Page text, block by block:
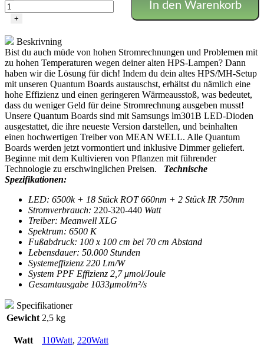
Platine
-
ROT+IR
(reines
Wachstum)
Menge
+
In den Warenkorb
Beskrivning
Bist du auch müde von hohen Stromrechnungen und Problemen mit
zu hohen Temperaturen wegen deiner alten HPS-Lampen? Dann
haben wir die Lösung für dich! Indem du dein altes HPS/MH-Setup
mit unseren Quantum Boards austauschst, erhältst du nämlich eine
hohe Effizienz und einen geringeren Wärmeausstoß, was bedeutet,
dass du weniger Geld für deine Stromrechnung ausgeben musst!
Unsere Quantum Boards sind mit Samsungs lm301B LED-Dioden
ausgestattet, die ihre neueste Version darstellen, und beinhalten
einen hochwertigen Treiber von MEAN WELL. Alle Quantum
Boards werden jetzt vormontiert und inklusive Dimmer geliefert.
Beginne mit dem Kultivieren von Pflanzen mit führender
Technologie zu erschwinglichen Preisen. Technische
Spezifikationen:
LED: 6500k + 18 Stück ROT 660nm + 2 Stück IR 750nm
Stromverbrauch: 220-320-440 Watt
Treiber: Meanwell XLG
Spektrum: 6500 K
Fußabdruck: 100 x 100 cm bei 70 cm Abstand
Lebensdauer: 50.000 Stunden
Systemeffizienz 220 Lm/W
System PPF Effizienz 2,7 μmol/Joule
Gesamtausgabe 1033μmol/m²/s
Specifikationer
Gewicht 2,5 kg
Watt 110Watt, 220Watt